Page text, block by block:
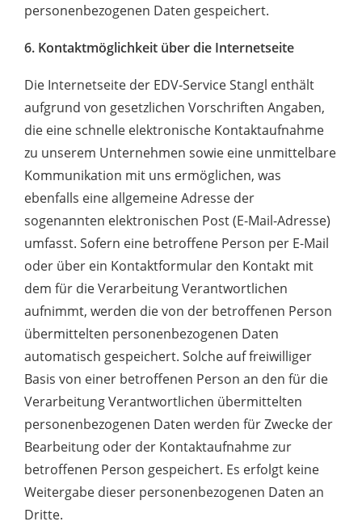
personenbezogenen Daten gespeichert.
6. Kontaktmöglichkeit über die Internetseite
Die Internetseite der EDV-Service Stangl enthält
aufgrund von gesetzlichen Vorschriften Angaben,
die eine schnelle elektronische Kontaktaufnahme
zu unserem Unternehmen sowie eine unmittelbare
Kommunikation mit uns ermöglichen, was
ebenfalls eine allgemeine Adresse der
sogenannten elektronischen Post (E-Mail-Adresse)
umfasst. Sofern eine betroffene Person per E-Mail
oder über ein Kontaktformular den Kontakt mit
dem für die Verarbeitung Verantwortlichen
aufnimmt, werden die von der betroffenen Person
übermittelten personenbezogenen Daten
automatisch gespeichert. Solche auf freiwilliger
Basis von einer betroffenen Person an den für die
Verarbeitung Verantwortlichen übermittelten
personenbezogenen Daten werden für Zwecke der
Bearbeitung oder der Kontaktaufnahme zur
betroffenen Person gespeichert. Es erfolgt keine
Weitergabe dieser personenbezogenen Daten an
Dritte.